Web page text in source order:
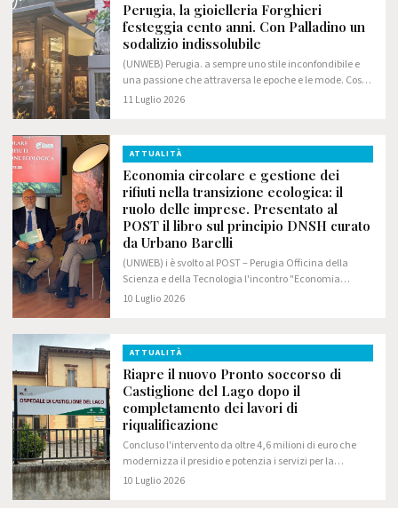
Perugia, la gioielleria Forghieri
festeggia cento anni. Con Palladino un
sodalizio indissolubile
(UNWEB) Perugia. a sempre uno stile inconfondibile e
una passione che attraversa le epoche e le mode. Così
la gioielleria Forghieri, uno degli indiscussi punti di
11 Luglio 2026
ATTUALITÀ
Economia circolare e gestione dei
rifiuti nella transizione ecologica: il
ruolo delle imprese. Presentato al
POST il libro sul principio DNSH curato
da Urbano Barelli
(UNWEB) i è svolto al POST – Perugia Officina della
Scienza e della Tecnologia l'incontro "Economia
circolare e gestione dei rifiuti nella transizione
10 Luglio 2026
ATTUALITÀ
Riapre il nuovo Pronto soccorso di
Castiglione del Lago dopo il
completamento dei lavori di
riqualificazione
Concluso l'intervento da oltre 4,6 milioni di euro che
modernizza il presidio e potenzia i servizi per la
comunità del Trasimeno
10 Luglio 2026